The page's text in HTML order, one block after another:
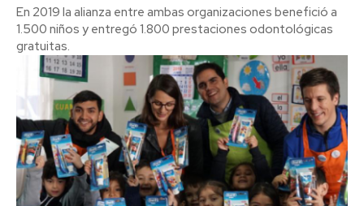
En 2019 la alianza entre ambas organizaciones benefició a
1.500 niños y entregó 1.800 prestaciones odontológicas
gratuitas.